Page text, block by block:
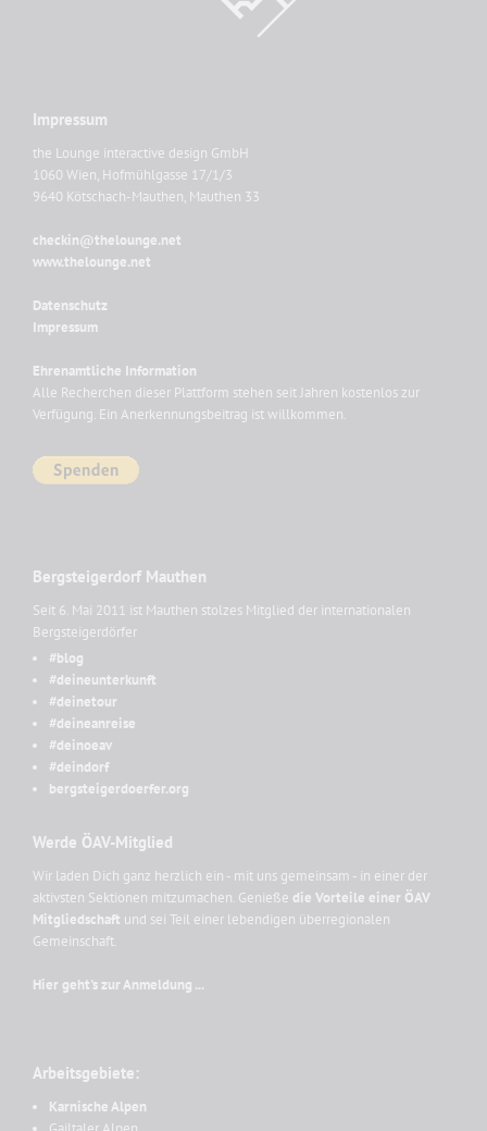
Impressum
the Lounge interactive design GmbH
1060 Wien, Hofmühlgasse 17/1/3
9640 Kötschach-Mauthen, Mauthen 33
checkin@thelounge.net
www.thelounge.net
Datenschutz
Impressum
Ehrenamtliche Information
Alle Recherchen dieser Plattform stehen seit Jahren kostenlos zur
Verfügung. Ein Anerkennungsbeitrag ist willkommen.
Bergsteigerdorf Mauthen
Seit 6. Mai 2011 ist Mauthen stolzes Mitglied der internationalen
Bergsteigerdörfer
#blog
#deineunterkunft
#deinetour
#deineanreise
#deinoeav
#deindorf
bergsteigerdoerfer.org
Werde ÖAV-Mitglied
Wir laden Dich ganz herzlich ein - mit uns gemeinsam - in einer der
aktivsten Sektionen mitzumachen. Genieße die Vorteile einer ÖAV
Mitgliedschaft und sei Teil einer lebendigen überregionalen
Gemeinschaft.
Hier geht's zur Anmeldung ...
Arbeitsgebiete:
Karnische Alpen